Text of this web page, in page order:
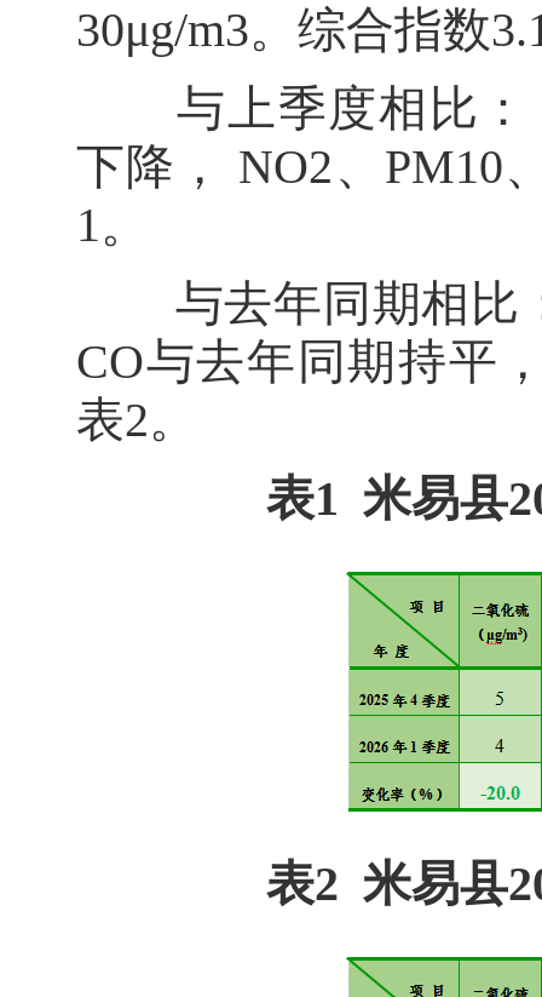
30μg/m3。综合指数
与上季度相比：
下降， NO2、PM10
1。
与去年同期相比：
CO与去年同期持平
表2。
表1 米易县
表2 米易县